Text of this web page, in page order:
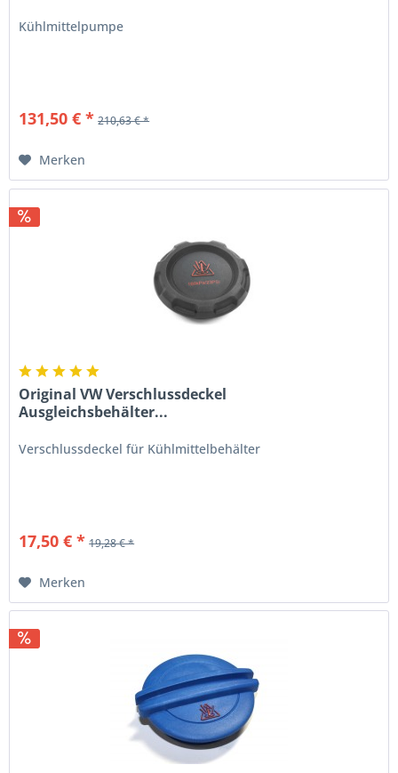
Kühlmittelpumpe
131,50 € * 210,63 € *
Merken
Original VW Verschlussdeckel
Ausgleichsbehälter...
Verschlussdeckel für Kühlmittelbehälter
17,50 € * 19,28 € *
Merken